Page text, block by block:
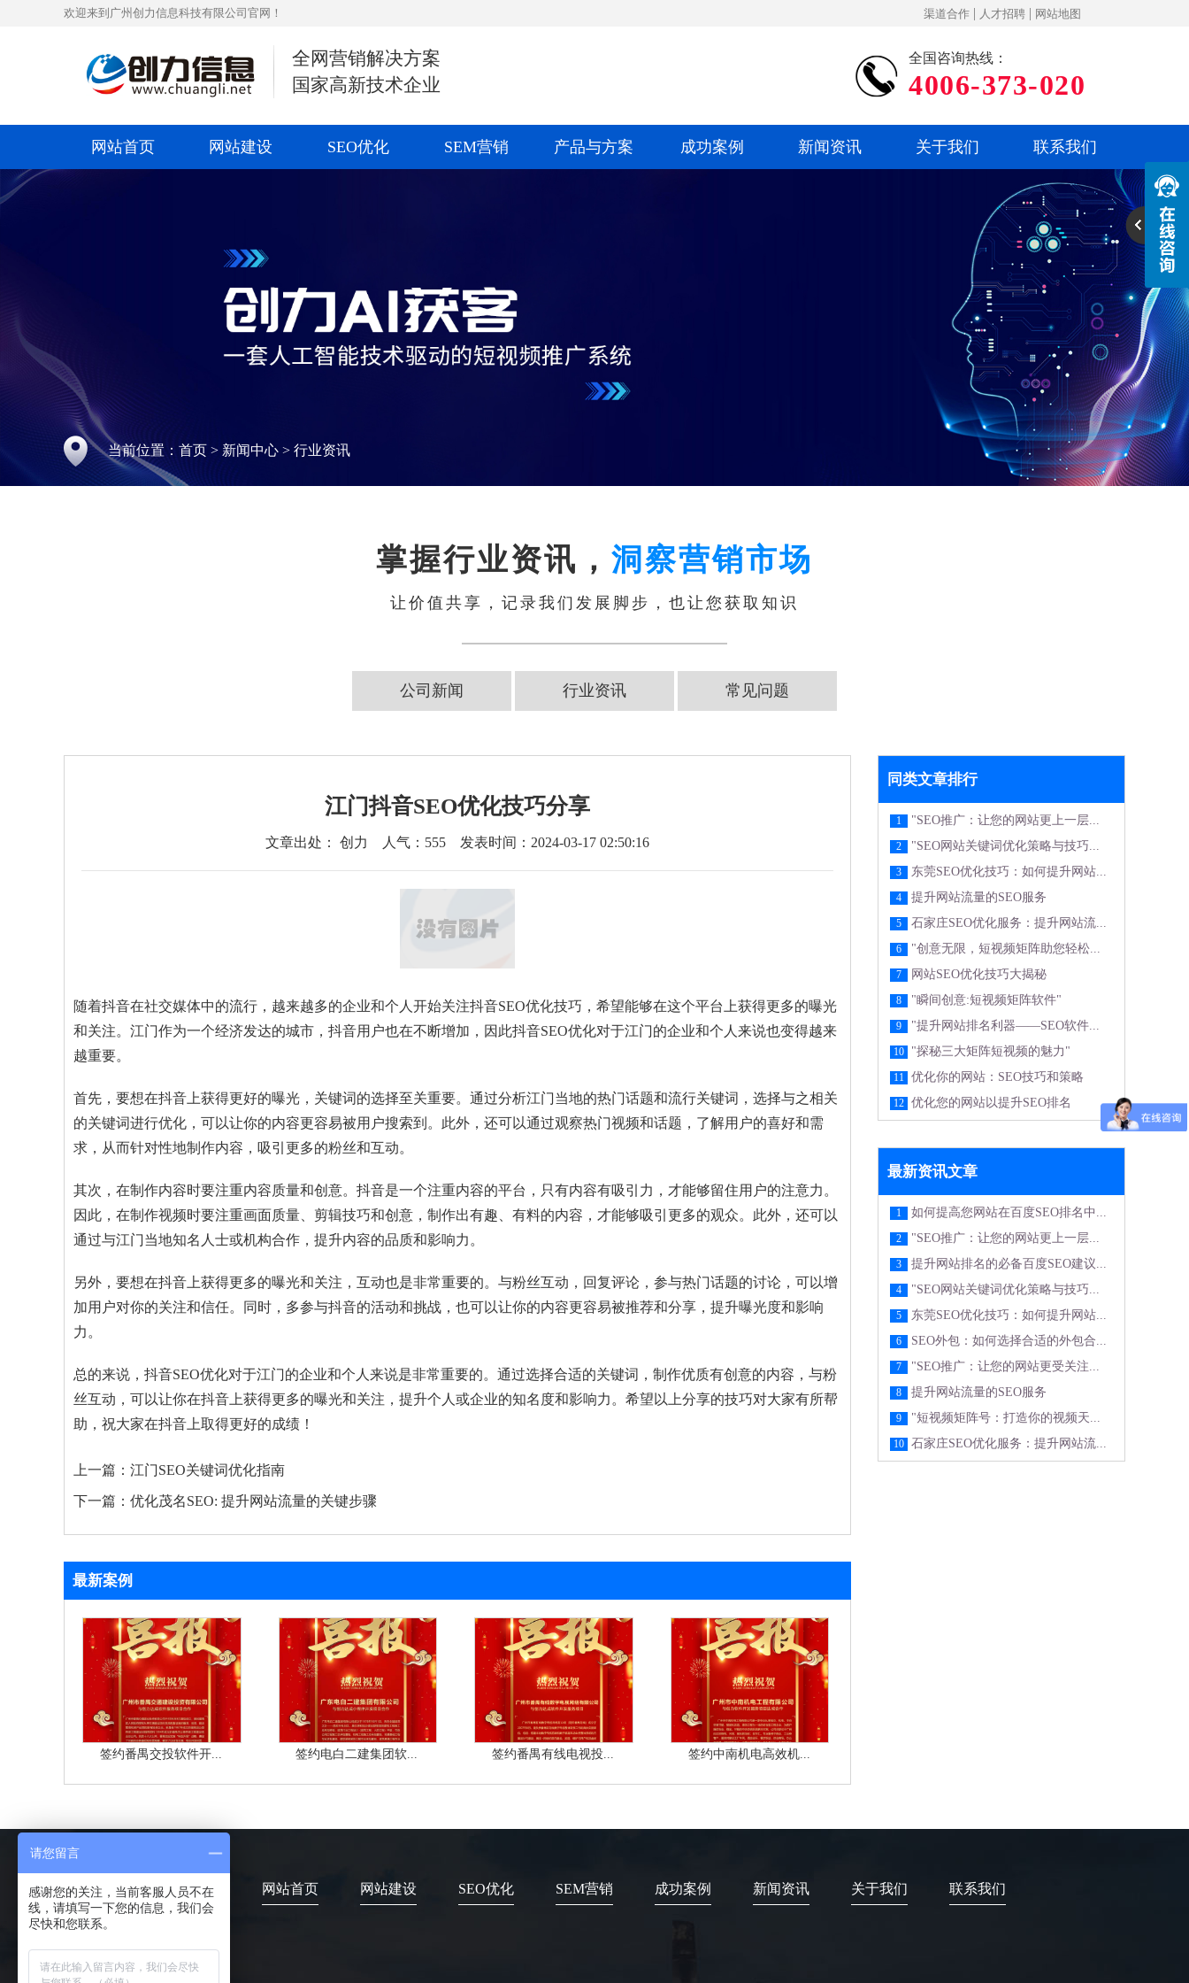
欢迎来到广州创力信息科技有限公司官网！ 渠道合作 | 人才招聘 | 网站地图
全网营销解决方案
国家高新技术企业
全国咨询热线：
4006-373-020
网站首页 网站建设 SEO优化 SEM营销 产品与方案 成功案例 新闻资讯 关于我们 联系我们
当前位置： 首页 > 新闻中心 > 行业资讯
掌握行业资讯， 洞察营销市场
让价值共享，记录我们发展脚步，也让您获取知识
公司新闻 行业资讯 常见问题
江门抖音SEO优化技巧分享
文章出处： 创力 人气： 555 发表时间：2024-03-17 02:50:16
随着抖音在社交媒体中的流行，越来越多的企业和个人开始关注抖音SEO优化技巧，希望能够在这个平台上获得更多的曝光
和关注。江门作为一个经济发达的城市，抖音用户也在不断增加，因此抖音SEO优化对于江门的企业和个人来说也变得越来
越重要。
首先，要想在抖音上获得更好的曝光，关键词的选择至关重要。通过分析江门当地的热门话题和流行关键词，选择与之相关
的关键词进行优化，可以让你的内容更容易被用户搜索到。此外，还可以通过观察热门视频和话题，了解用户的喜好和需
求，从而针对性地制作内容，吸引更多的粉丝和互动。
其次，在制作内容时要注重内容质量和创意。抖音是一个注重内容的平台，只有内容有吸引力，才能够留住用户的注意力。
因此，在制作视频时要注重画面质量、剪辑技巧和创意，制作出有趣、有料的内容，才能够吸引更多的观众。此外，还可以
通过与江门当地知名人士或机构合作，提升内容的品质和影响力。
另外，要想在抖音上获得更多的曝光和关注，互动也是非常重要的。与粉丝互动，回复评论，参与热门话题的讨论，可以增
加用户对你的关注和信任。同时，多参与抖音的活动和挑战，也可以让你的内容更容易被推荐和分享，提升曝光度和影响
力。
总的来说，抖音SEO优化对于江门的企业和个人来说是非常重要的。通过选择合适的关键词，制作优质有创意的内容，与粉
丝互动，可以让你在抖音上获得更多的曝光和关注，提升个人或企业的知名度和影响力。希望以上分享的技巧对大家有所帮
助，祝大家在抖音上取得更好的成绩！
上一篇： 江门SEO关键词优化指南
下一篇： 优化茂名SEO: 提升网站流量的关键步骤
最新案例
签约番禺交投软件开... 签约电白二建集团软... 签约番禺有线电视投... 签约中南机电高效机...
同类文章排行
1 "SEO推广：让您的网站更上一层...
2 "SEO网站关键词优化策略与技巧...
3 东莞SEO优化技巧：如何提升网站...
4 提升网站流量的SEO服务
5 石家庄SEO优化服务：提升网站流...
6 "创意无限，短视频矩阵助您轻松...
7 网站SEO优化技巧大揭秘
8 "瞬间创意:短视频矩阵软件"
9 "提升网站排名利器——SEO软件...
10 "探秘三大矩阵短视频的魅力"
11 优化你的网站：SEO技巧和策略
12 优化您的网站以提升SEO排名
最新资讯文章
1 如何提高您网站在百度SEO排名中...
2 "SEO推广：让您的网站更上一层...
3 提升网站排名的必备百度SEO建议...
4 "SEO网站关键词优化策略与技巧...
5 东莞SEO优化技巧：如何提升网站...
6 SEO外包：如何选择合适的外包合...
7 "SEO推广：让您的网站更受关注...
8 提升网站流量的SEO服务
9 "短视频矩阵号：打造你的视频天...
10 石家庄SEO优化服务：提升网站流...
网站首页 网站建设 SEO优化 SEM营销 成功案例 新闻资讯 关于我们 联系我们
请您留言
感谢您的关注，当前客服人员不在
线，请填写一下您的信息，我们会
尽快和您联系。